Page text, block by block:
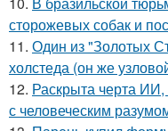
сторожевых собак и
11. Один из "Золотых
холстеда (он же
12. Раскрыта черта ИИ,
с человеческим